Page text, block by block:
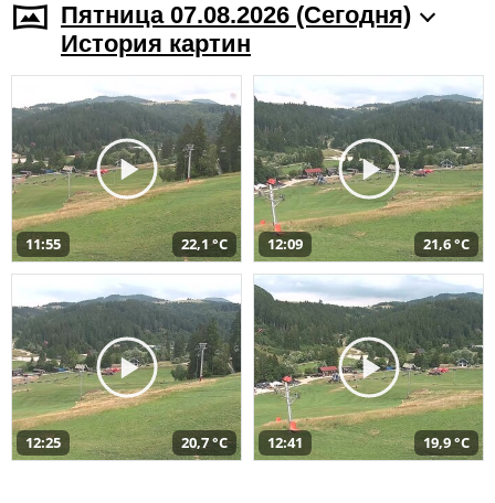
Пятница 07.08.2026 (Cегодня)
История картин
11:55 22,1 °C 12:09 21,6 °C
12:25 20,7 °C 12:41 19,9 °C